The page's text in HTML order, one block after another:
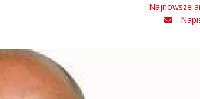
Najnowsze